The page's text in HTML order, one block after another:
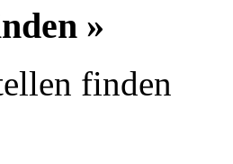
»
finden